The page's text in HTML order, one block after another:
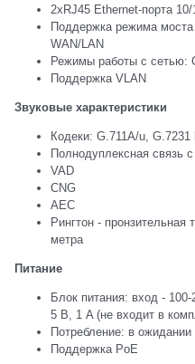
2хRJ45 Ethernet-порта
Поддержка режима
WAN/LAN
Режимы работы с сетью:
Поддержка VLAN
Звуковые характеристики
Кодеки: G.711A/u,
Полнодуплексная связь
VAD
CNG
AEC
Рингтон - пронзительная
метра
Питание
Блок питания: вход -
5 В, 1 A (не входит в
Потребление: в
Поддержка PoE